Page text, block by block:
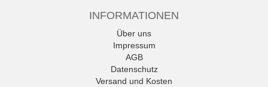
INFORMATIONEN
Über uns
Impressum
AGB
Datenschutz
Versand und Kosten